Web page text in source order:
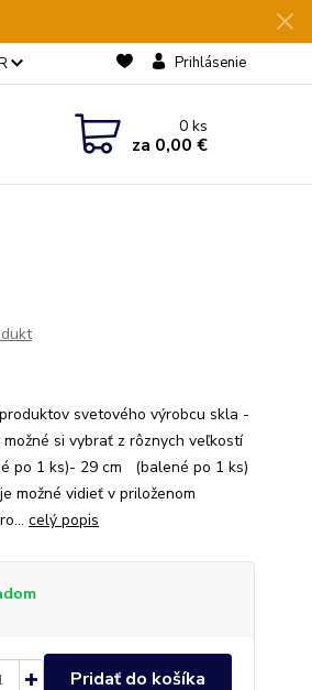
Prihlásenie
0ks
za 0,00 €
svetového výrobcu skla -
si vybrať z rôznych veľkostí
po 1 ks)- 29 cm (balené po 1 ks)
možné vidieť v priloženom
celý popis
Pridať do košíka